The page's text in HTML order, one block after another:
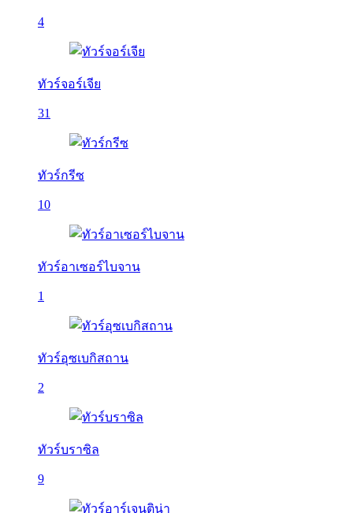
4
ทัวร์จอร์เจีย
31
ทัวร์กรีซ
10
ทัวร์อาเซอร์ไบจาน
1
ทัวร์อุซเบกิสถาน
2
ทัวร์บราซิล
9